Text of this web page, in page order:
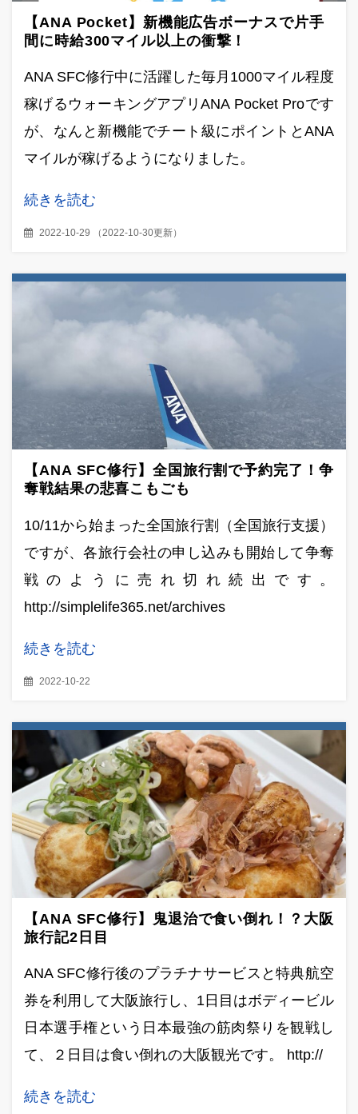
【ANA Pocket】新機能広告ボーナスで片手
間に時給300マイル以上の衝撃！
ANA SFC修行中に活躍した毎月1000マイル程度
稼げるウォーキングアプリANA Pocket Proです
が、なんと新機能でチート級にポイントとANA
マイルが稼げるようになりました。
続きを読む
2022-10-29 （2022-10-30更新）
【ANA SFC修行】全国旅行割で予約完了！争
奪戦結果の悲喜こもごも
10/11から始まった全国旅行割（全国旅行支援）
ですが、各旅行会社の申し込みも開始して争奪
戦のように売れ切れ続出です。
http://simplelife365.net/archives
続きを読む
2022-10-22
【ANA SFC修行】鬼退治で食い倒れ！？大阪
旅行記2日目
ANA SFC修行後のプラチナサービスと特典航空
券を利用して大阪旅行し、1日目はボディービル
日本選手権という日本最強の筋肉祭りを観戦し
て、２日目は食い倒れの大阪観光です。 http://
続きを読む